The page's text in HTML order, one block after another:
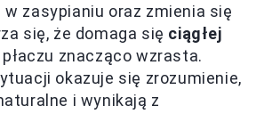
zasypianiu oraz zmienia się
się, że domaga się ciągłej
znacząco wzrasta.
okazuje się zrozumienie,
i wynikają z